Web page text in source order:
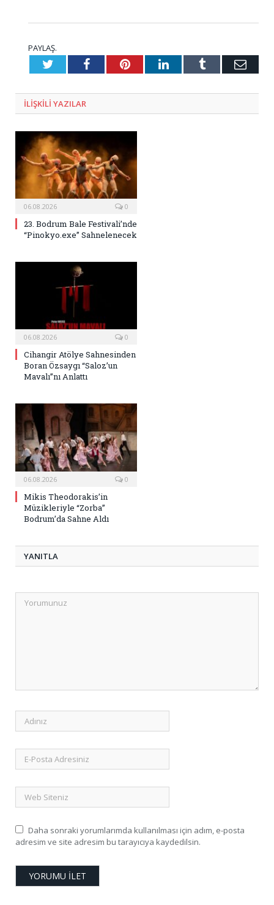
PAYLAŞ.
TwitterFacebookPinterestLinkedInTumblr E-
ILIŞKILI YAZILAR
06.08.2026 0
23. Bodrum Bale Festivali’nde
“Pinokyo.exe” Sahnelenecek
06.08.2026 0
Cihangir Atölye Sahnesinden
Boran Özsaygı “Saloz’un
Mavalı”nı Anlattı
06.08.2026 0
Mikis Theodorakis’in
Müzikleriyle “Zorba”
Bodrum’da Sahne Aldı
YANITLA
Daha sonraki yorumlarımda kullanılması için adım, e-posta
adresim ve site adresim bu tarayıcıya kaydedilsin.